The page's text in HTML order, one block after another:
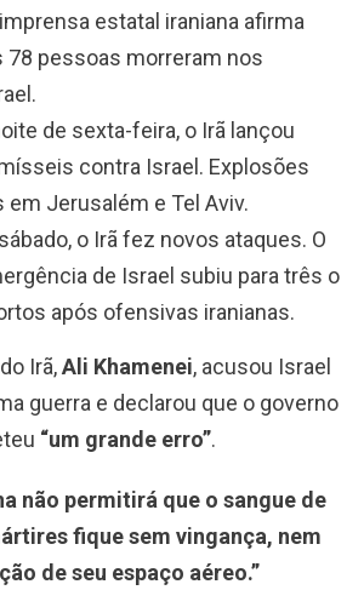
estatal iraniana afirma
78 pessoas morreram nos
de sexta-feira, o Irã lançou
contra Israel. Explosões
Jerusalém e Tel Aviv.
o Irã fez novos ataques. O
de Israel subiu para três o
após ofensivas iranianas.
Irã,Ali Khamenei, acusou Israel
guerra e declarou que o governo
“um grande erro”.
não permitirá que o sangue de
fique sem vingança, nem
de seu espaço aéreo.”